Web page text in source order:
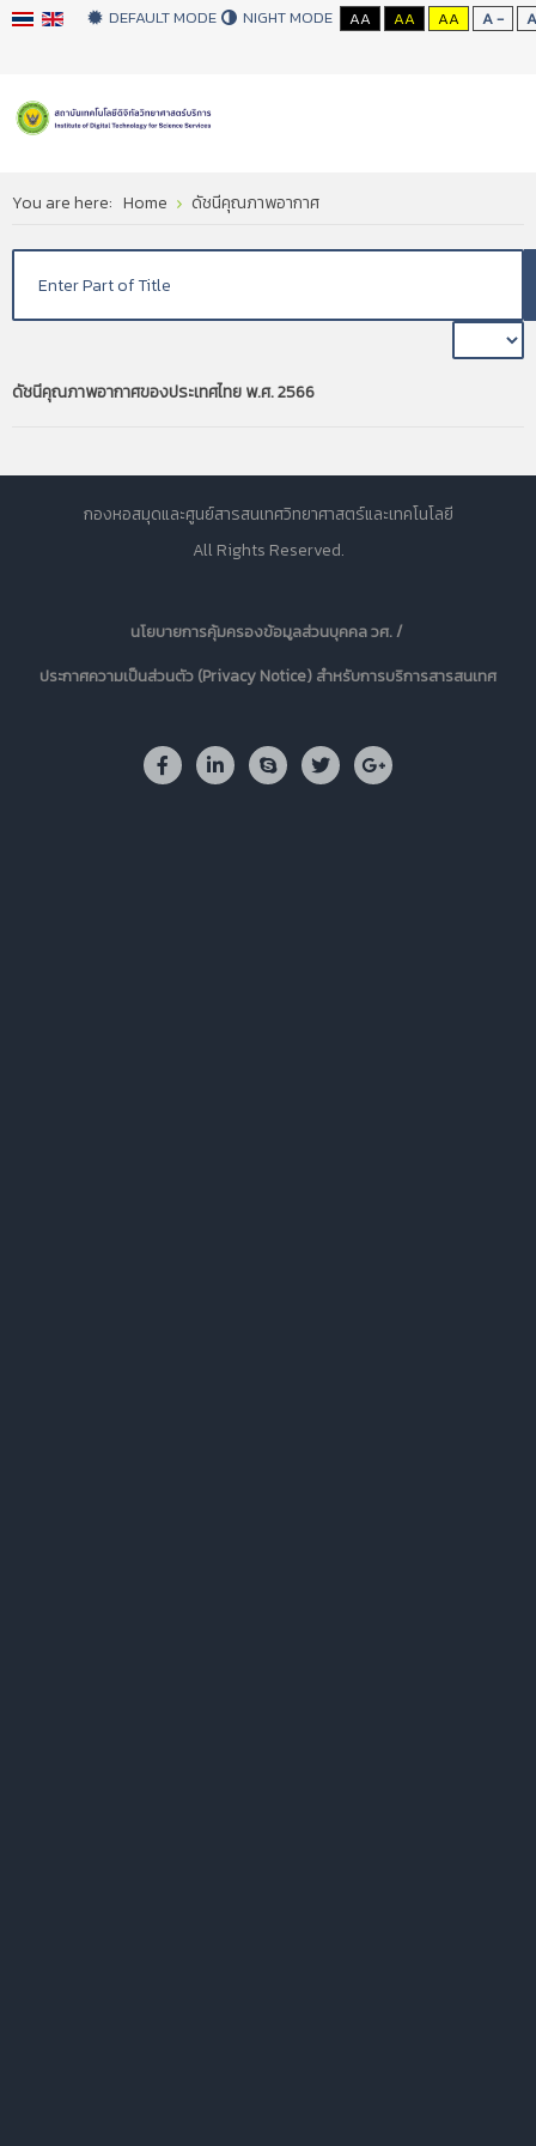
DEFAULT MODE NIGHT MODE AA AA AA A - A
You are here: Home ดัชนีคุณภาพอากาศ
ดัชนีคุณภาพอากาศของประเทศไทย พ.ศ. 2566
กองหอสมุดและศูนย์สารสนเทศวิทยาศาสตร์และเทคโนโลยี
All Rights Reserved.
นโยบายการคุ้มครองข้อมูลส่วนบุคคล วศ. /
ประกาศความเป็นส่วนตัว (Privacy Notice) สำหรับการบริการสารสนเทศ